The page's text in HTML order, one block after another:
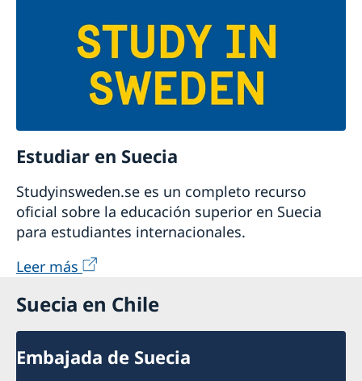
Estudiar en Suecia
Studyinsweden.se es un completo recurso
oficial sobre la educación superior en Suecia
para estudiantes internacionales.
Leer más
Suecia en Chile
Embajada de Suecia